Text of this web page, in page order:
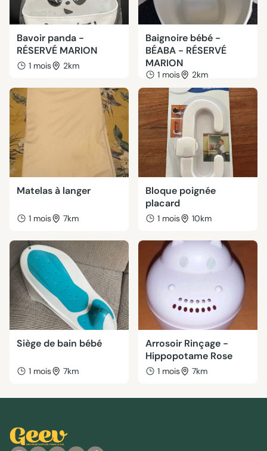
Bavoir panda -
RÉSERVÉ MARION
1 mois 2km
Baignoire bébé -
BÉABA - RÉSERVÉ
MARION
1 mois 2km
Matelas à langer
1 mois 7km
Bloque poignée
placard
1 mois 10km
Siège de bain bébé
1 mois 7km
Arrosoir Rinçage -
Hippopotame Rose
1 mois 7km